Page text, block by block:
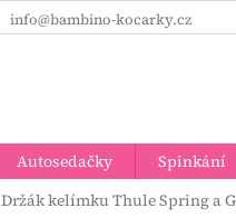
info@bambino-kocarky.cz
Autosedačky Spinkání
Držák kelímku Thule Spring a